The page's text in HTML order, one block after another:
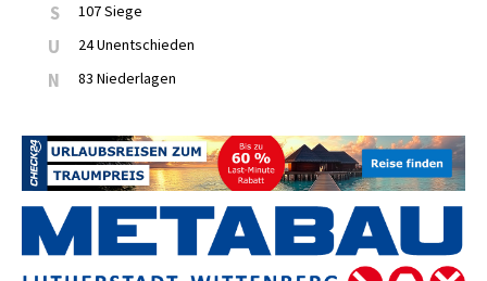
S 107 Siege
U 24 Unentschieden
N 83 Niederlagen